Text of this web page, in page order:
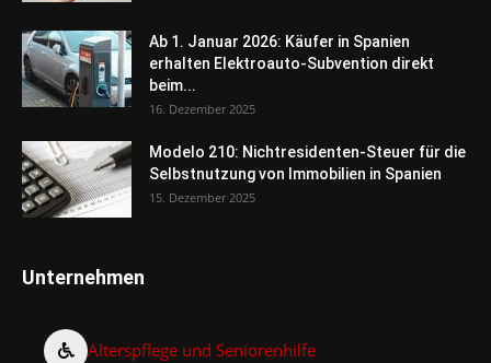
Ab 1. Januar 2026: Käufer in Spanien
erhalten Elektroauto-Subvention direkt
beim...
16. Dezember 2025
Modelo 210: Nichtresidenten-Steuer für die
Selbstnutzung von Immobilien in Spanien
15. Dezember 2025
Unternehmen
Alterspflege und Seniorenhilfe